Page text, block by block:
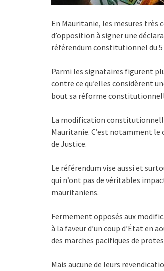
En Mauritanie, les mesures très
d’opposition à signer une
référendum constitutionnel du
Parmi les signataires figurent
contre ce qu’elles considèrent
bout sa réforme
La modification
Mauritanie. C’est notamment le
de Justice.
Le référendum vise aussi et
qui n’ont pas de véritables
mauritaniens.
Fermement opposés aux
à la faveur d’un coup d’État en
des marches pacifiques de
Mais aucune de leurs